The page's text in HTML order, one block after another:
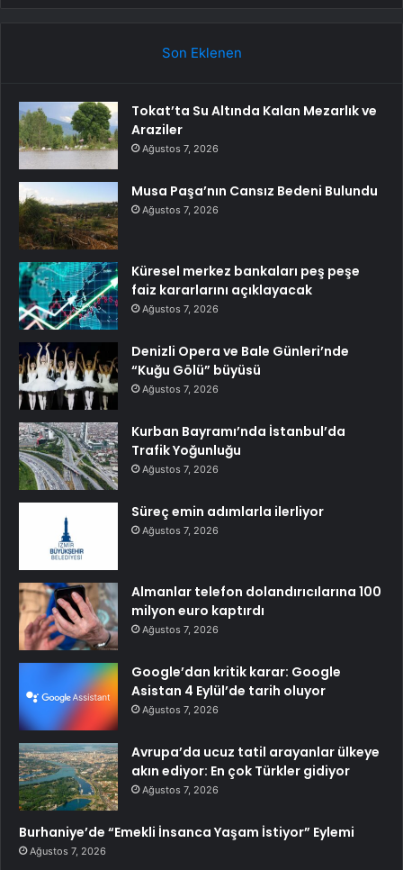
Son Eklenen
Tokat’ta Su Altında Kalan Mezarlık ve
Araziler
Ağustos 7, 2026
Musa Paşa’nın Cansız Bedeni Bulundu
Ağustos 7, 2026
Küresel merkez bankaları peş peşe
faiz kararlarını açıklayacak
Ağustos 7, 2026
Denizli Opera ve Bale Günleri’nde
“Kuğu Gölü” büyüsü
Ağustos 7, 2026
Kurban Bayramı’nda İstanbul’da
Trafik Yoğunluğu
Ağustos 7, 2026
Süreç emin adımlarla ilerliyor
Ağustos 7, 2026
Almanlar telefon dolandırıcılarına 100
milyon euro kaptırdı
Ağustos 7, 2026
Google’dan kritik karar: Google
Asistan 4 Eylül’de tarih oluyor
Ağustos 7, 2026
Avrupa’da ucuz tatil arayanlar ülkeye
akın ediyor: En çok Türkler gidiyor
Ağustos 7, 2026
Burhaniye’de “Emekli İnsanca Yaşam İstiyor” Eylemi
Ağustos 7, 2026